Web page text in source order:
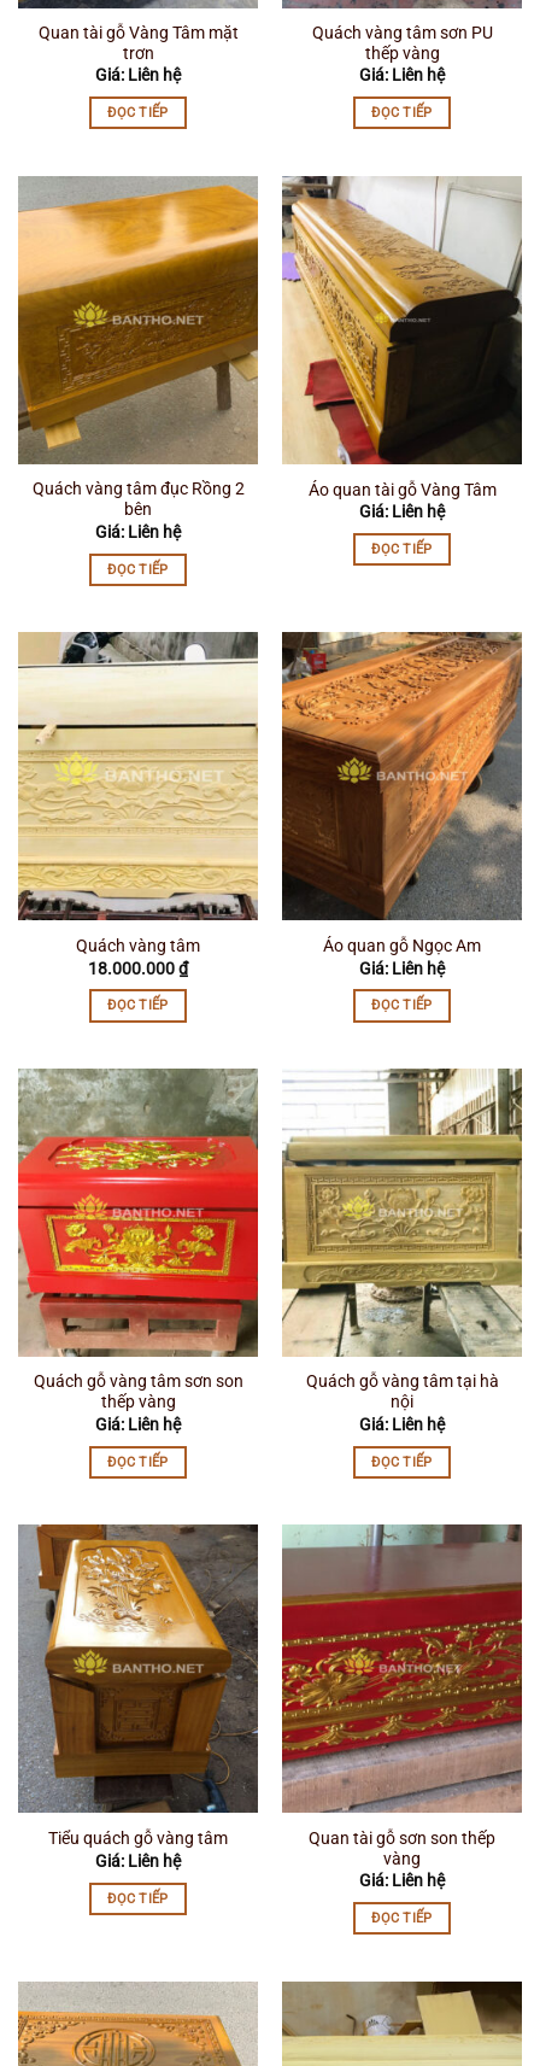
Quan tài gỗ Vàng Tâm mặt
trơn
Giá: Liên hệ
ĐỌC TIẾP
Quách vàng tâm sơn PU
thếp vàng
Giá: Liên hệ
ĐỌC TIẾP
Quách vàng tâm đục Rồng 2
bên
Giá: Liên hệ
ĐỌC TIẾP
Áo quan tài gỗ Vàng Tâm
Giá: Liên hệ
ĐỌC TIẾP
Quách vàng tâm
18.000.000₫
ĐỌC TIẾP
Áo quan gỗ Ngọc Am
Giá: Liên hệ
ĐỌC TIẾP
Quách gỗ vàng tâm sơn son
thếp vàng
Giá: Liên hệ
ĐỌC TIẾP
Quách gỗ vàng tâm tại hà
nội
Giá: Liên hệ
ĐỌC TIẾP
Tiểu quách gỗ vàng tâm
Giá: Liên hệ
ĐỌC TIẾP
Quan tài gỗ sơn son thếp
vàng
Giá: Liên hệ
ĐỌC TIẾP